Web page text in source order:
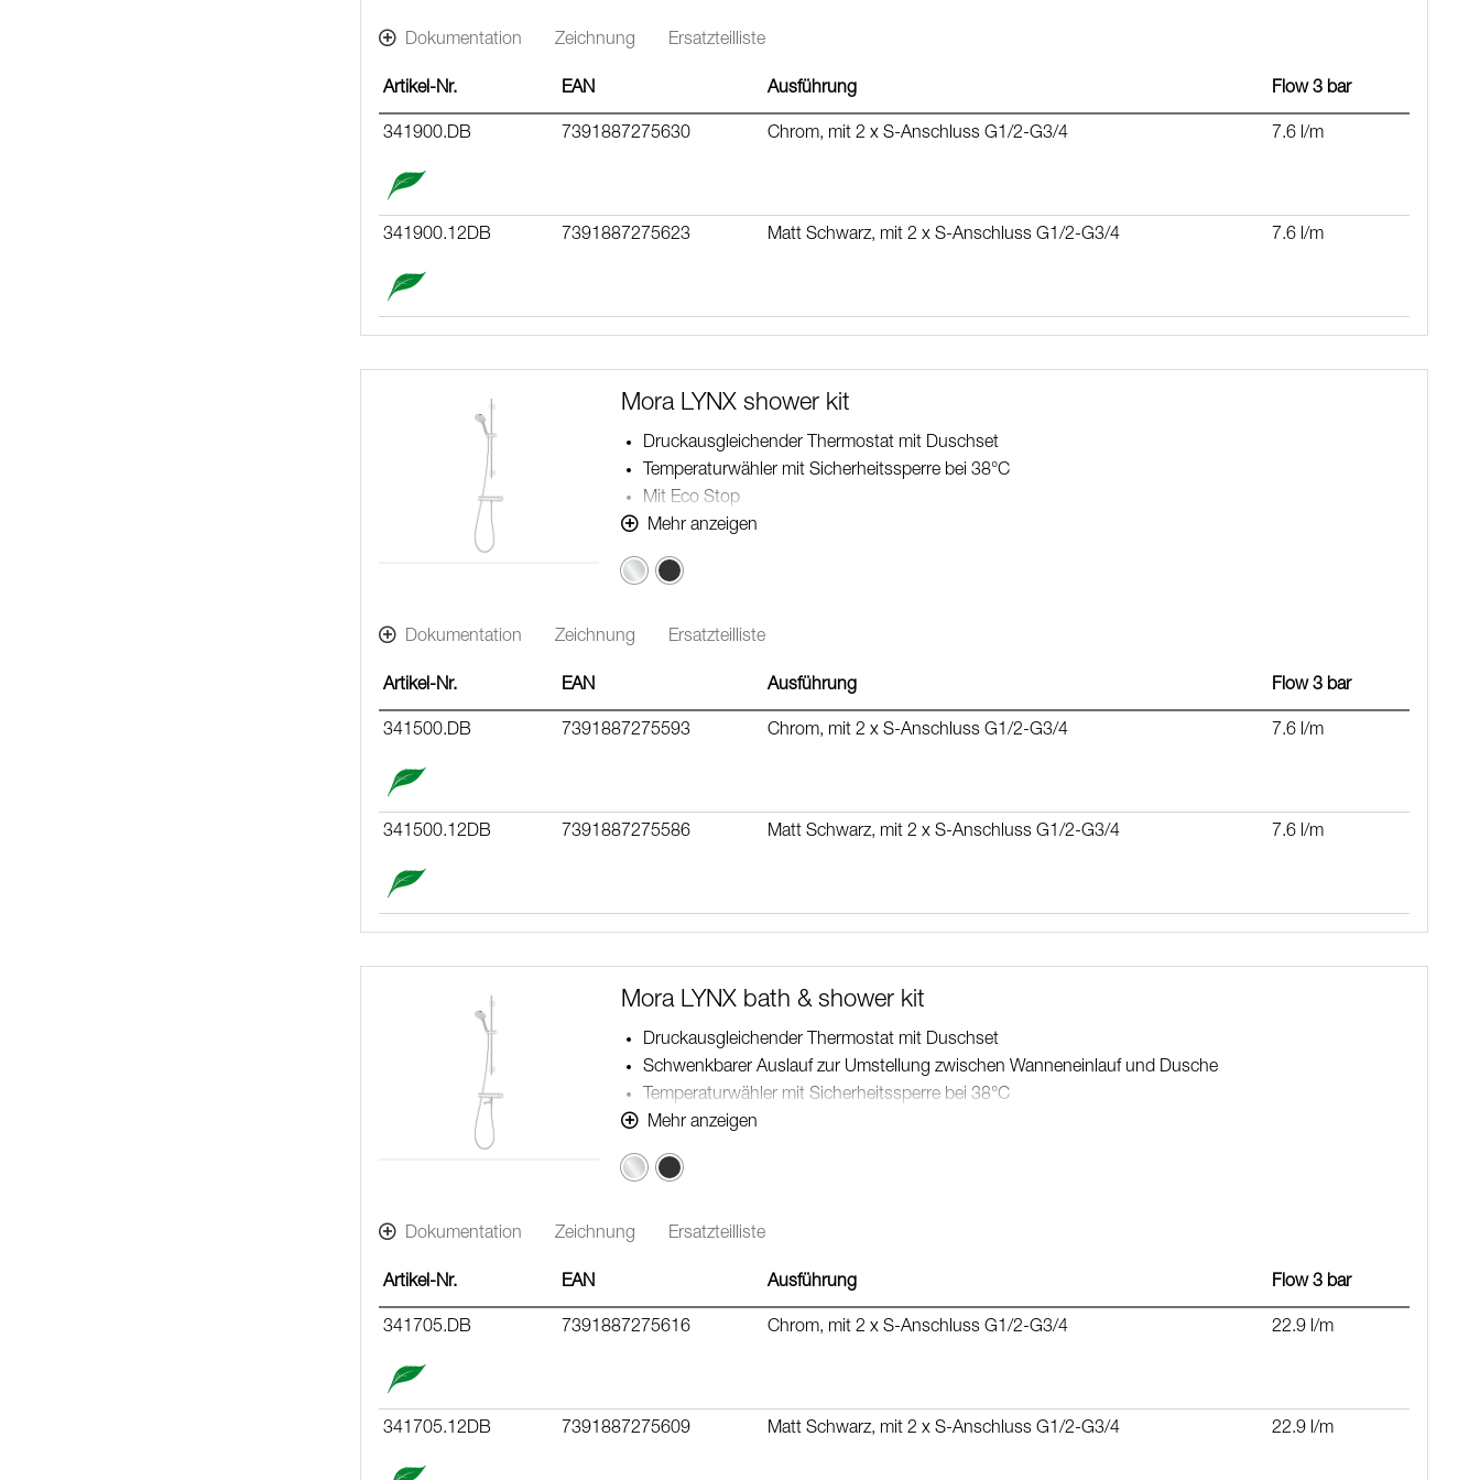
2x20 mm Abstandhalter enthalten, mit Dichtung und verdeckter Rohrverbindung
verchromter Duschschlauch 1750 mm, PVC- und BPA-freier Innenschlauch
Lead Free (Bleifrei gem. Trinkwasserverordnung)
Dokumentation Zeichnung Ersatzteilliste
Artikel-Nr. EAN Ausführung Flow 3 bar
341900.DB 7391887275630 Chrom, mit 2 x S-Anschluss G1/2-G3/4 7.6 l/m
341900.12DB 7391887275623 Matt Schwarz, mit 2 x S-Anschluss G1/2-G3/4 7.6 l/m
Mora LYNX shower kit
Druckausgleichender Thermostat mit Duschset
Temperaturwähler mit Sicherheitssperre bei 38°C
Mit Eco Stop
Höhenverstellbar zur Anpassung an vorhandene Bohrlöcher
Mit Antikalk-System "Easy-Clean"
verchromter Duschschlauch 1750 mm, PVC- und BPA-freier Innenschlauch
Mehr anzeigen
Chrom
Dokumentation Zeichnung Ersatzteilliste
Artikel-Nr. EAN Ausführung Flow 3 bar
341500.DB 7391887275593 Chrom, mit 2 x S-Anschluss G1/2-G3/4 7.6 l/m
341500.12DB 7391887275586 Matt Schwarz, mit 2 x S-Anschluss G1/2-G3/4 7.6 l/m
Mora LYNX bath & shower kit
Druckausgleichender Thermostat mit Duschset
Schwenkbarer Auslauf zur Umstellung zwischen Wanneneinlauf und Dusche
Temperaturwähler mit Sicherheitssperre bei 38°C
Mit Eco Stop
Höhenverstellbar zur Anpassung an vorhandene Bohrlöcher
Mit Antikalk-System "Easy-Clean"
Lead Free (Bleifrei gem. Trinkwasserverordnung)
Mehr anzeigen
Chrom
Dokumentation Zeichnung Ersatzteilliste
Artikel-Nr. EAN Ausführung Flow 3 bar
341705.DB 7391887275616 Chrom, mit 2 x S-Anschluss G1/2-G3/4 22.9 l/m
341705.12DB 7391887275609 Matt Schwarz, mit 2 x S-Anschluss G1/2-G3/4 22.9 l/m